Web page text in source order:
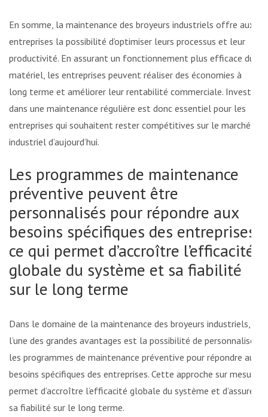
En somme, la maintenance des broyeurs industriels offre aux
entreprises la possibilité d’optimiser leurs processus et leur
productivité. En assurant un fonctionnement plus efficace du
matériel, les entreprises peuvent réaliser des économies à
long terme et améliorer leur rentabilité commerciale. Investir
dans une maintenance régulière est donc essentiel pour les
entreprises qui souhaitent rester compétitives sur le marché
industriel d’aujourd’hui.
Les programmes de maintenance
préventive peuvent être
personnalisés pour répondre aux
besoins spécifiques des entreprises,
ce qui permet d’accroître l’efficacité
globale du système et sa fiabilité
sur le long terme
Dans le domaine de la maintenance des broyeurs industriels,
l’une des grandes avantages est la possibilité de personnaliser
les programmes de maintenance préventive pour répondre aux
besoins spécifiques des entreprises. Cette approche sur mesure
permet d’accroître l’efficacité globale du système et d’assurer
sa fiabilité sur le long terme.